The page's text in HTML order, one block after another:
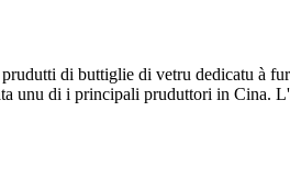
di buttiglie di vetru dedicatu
unu di i principali pruduttori in Cina.